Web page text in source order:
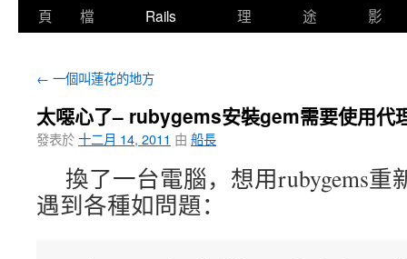
頁
檔
Rails
理
途
影
← 一個叫蓮花的地方
太噁心了– rubygems安裝gem需要使用代
發表於十二月 14, 2011 由 船長
換了一台電腦，想用rubygems重
遇到各種如問題：